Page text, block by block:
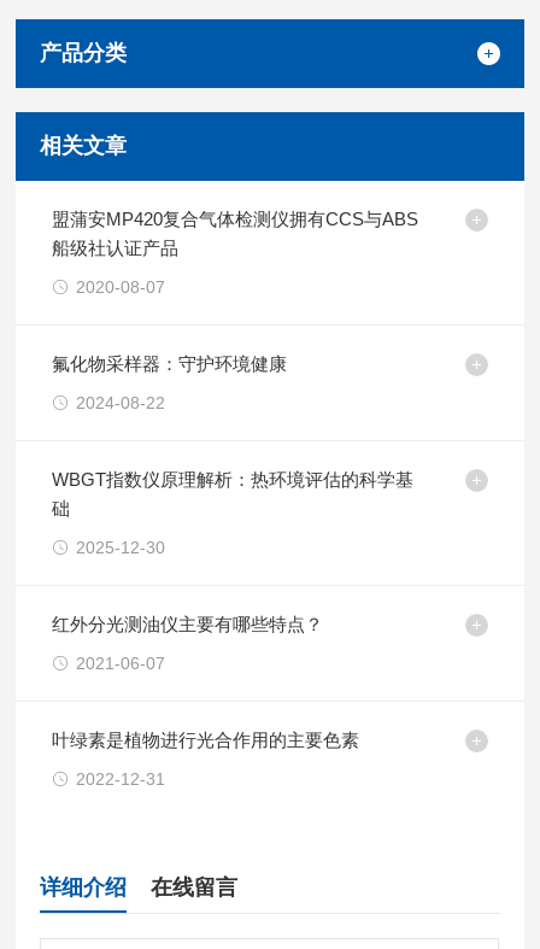
产品分类
相关文章
盟蒲安MP420复合气体检测仪拥有CCS与ABS
船级社认证产品
2020-08-07
氟化物采样器：守护环境健康
2024-08-22
WBGT指数仪原理解析：热环境评估的科学基
础
2025-12-30
红外分光测油仪主要有哪些特点？
2021-06-07
叶绿素是植物进行光合作用的主要色素
2022-12-31
详细介绍 在线留言